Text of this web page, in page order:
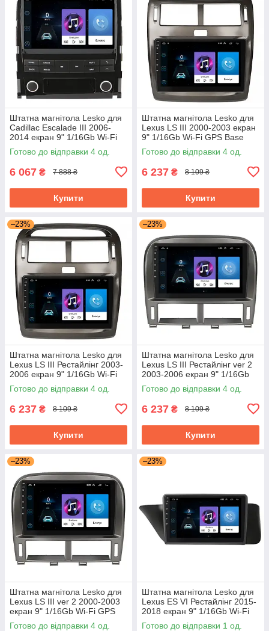
Штатна магнітола Lesko для
Cadillac Escalade III 2006-
2014 екран 9" 1/16Gb Wi-Fi
GPS Base Каміллак Ескалейд
Готово до відправки 4 од.
6 067 ₴ 7 888 ₴
Купити
Штатна магнітола Lesko для
Lexus LS III 2000-2003 екран
9" 1/16Gb Wi-Fi GPS Base
Готово до відправки 4 од.
6 237 ₴ 8 109 ₴
Купити
–23%
Штатна магнітола Lesko для
Lexus LS III Рестайлінг 2003-
2006 екран 9" 1/16Gb Wi-Fi
GPS Base
Готово до відправки 4 од.
6 237 ₴ 8 109 ₴
Купити
–23%
Штатна магнітола Lesko для
Lexus LS III Рестайлінг ver 2
2003-2006 екран 9" 1/16Gb
Wi-Fi GPS Base
Готово до відправки 4 од.
6 237 ₴ 8 109 ₴
Купити
–23%
Штатна магнітола Lesko для
Lexus LS III ver 2 2000-2003
екран 9" 1/16Gb Wi-Fi GPS
Base
Готово до відправки 4 од.
–23%
Штатна магнітола Lesko для
Lexus ES VI Рестайлінг 2015-
2018 екран 9" 1/16Gb Wi-Fi
GPS Base
Готово до відправки 1 од.